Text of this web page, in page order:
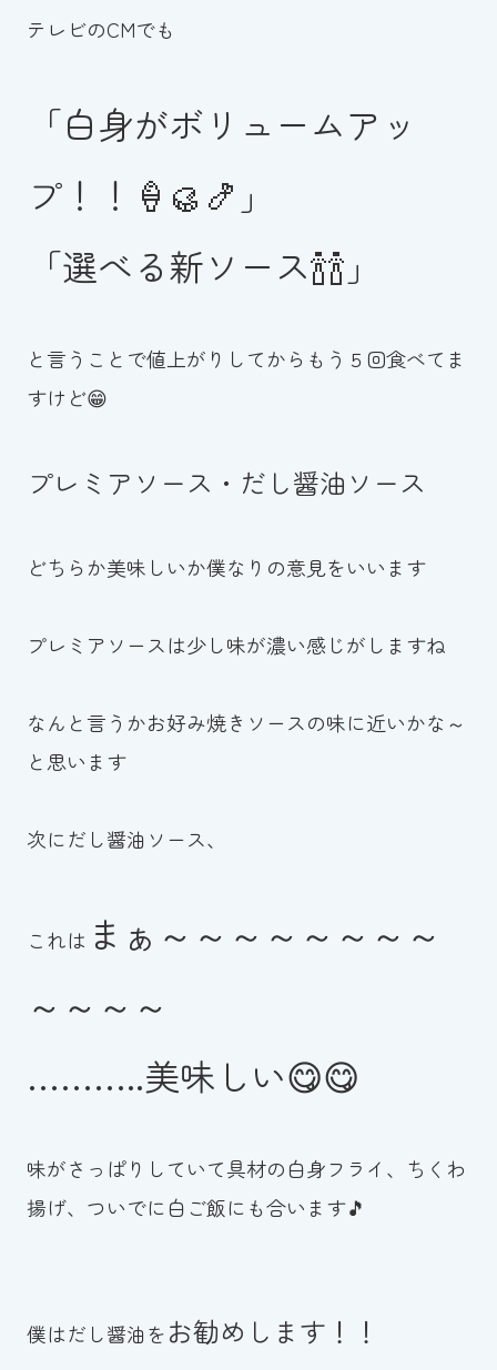
テレビのCMでも
「白身がボリュームアッ
プ！！🍦🥮🍤」
「選べる新ソース🍾🍾」
と言うことで値上がりしてからもう５回食べてま
すけど😁
プレミアソース・だし醤油ソース
どちらか美味しいか僕なりの意見をいいます
プレミアソースは少し味が濃い感じがしますね
なんと言うかお好み焼きソースの味に近いかな～
と思います
次にだし醤油ソース、
これは まぁ～～～～～～～～
～～～～
………..美味しい😋😋
味がさっぱりしていて具材の白身フライ、ちくわ
揚げ、ついでに白ご飯にも合います🎵
僕はだし醤油をお勧めします！！